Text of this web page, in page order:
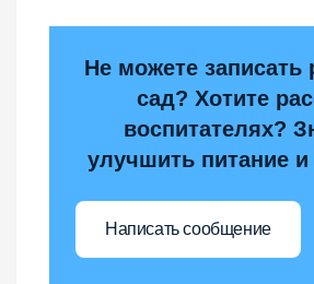
Не можете записать
сад? Хотите
воспитателях?
улучшить питание и
Написать сообщение